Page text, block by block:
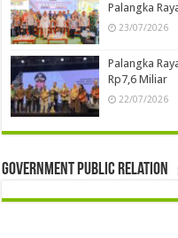
Palangka
23/07/2026
Palangka
Rp7,6 Miliar
22/07/2026
Government Public Relation